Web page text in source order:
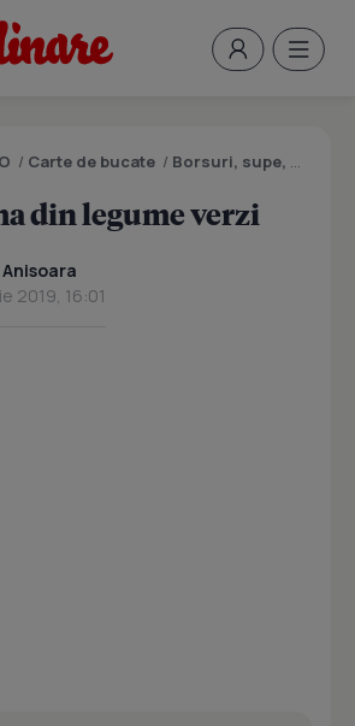
/ Carte de bucate / Borsuri, supe, ciorbe
din legume verzi
2019, 16:01